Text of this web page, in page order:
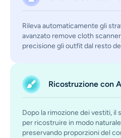
Rileva automaticamente gli
avanzato remove cloth
precisione gli outfit dal resto
Ricostruzione con
Dopo la rimozione dei vestiti, il
per ricostruire in modo
preservando proporzioni del